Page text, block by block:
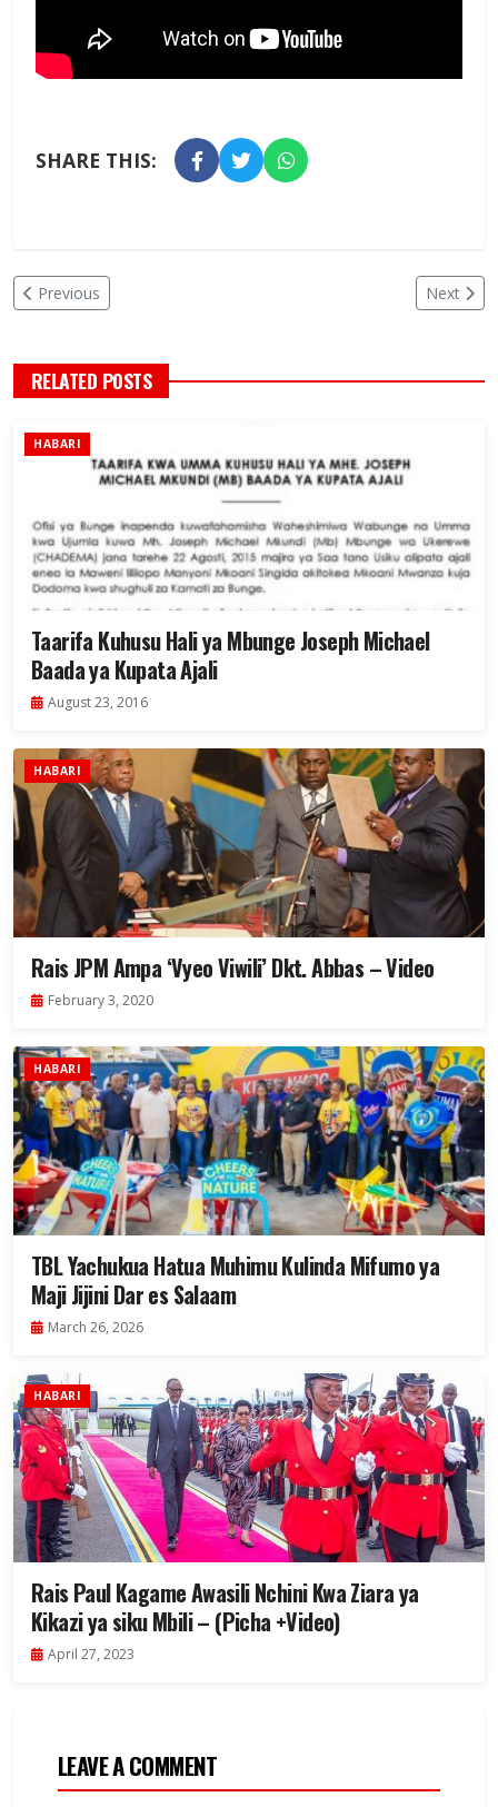
SHARE THIS:
Previous Next
RELATED POSTS
HABARI
Taarifa Kuhusu Hali ya Mbunge Joseph Michael
Baada ya Kupata Ajali
August 23, 2016
HABARI
Rais JPM Ampa ‘Vyeo Viwili’ Dkt. Abbas – Video
February 3, 2020
HABARI
TBL Yachukua Hatua Muhimu Kulinda Mifumo ya
Maji Jijini Dar es Salaam
March 26, 2026
HABARI
Rais Paul Kagame Awasili Nchini Kwa Ziara ya
Kikazi ya siku Mbili – (Picha +Video)
April 27, 2023
LEAVE A COMMENT